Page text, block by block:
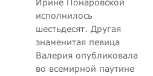
Ирине Понаровской
исполнилось
шестьдесят. Другая
знаменитая певица
Валерия опубликовала
во всемирной паутине